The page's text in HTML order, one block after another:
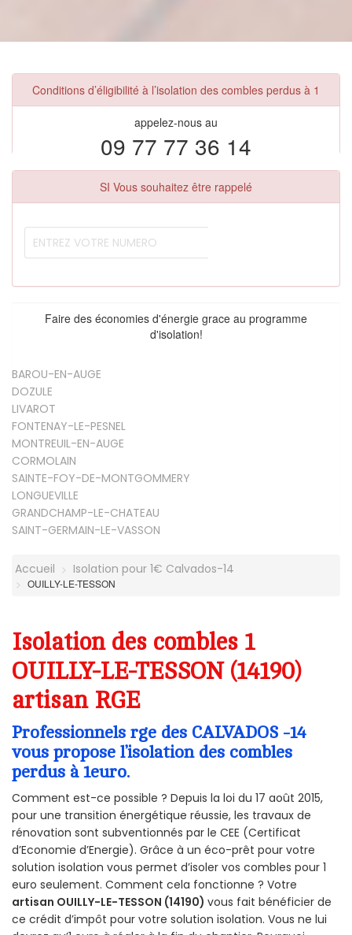
Conditions d’éligibilité à l’isolation des combles perdus à 1
appelez-nous au
09 77 77 36 14
SI Vous souhaitez être rappelé
Faire des économies d'énergie grace au programme
d'isolation!
BAROU-EN-AUGE
DOZULE
LIVAROT
FONTENAY-LE-PESNEL
MONTREUIL-EN-AUGE
CORMOLAIN
SAINTE-FOY-DE-MONTGOMMERY
LONGUEVILLE
GRANDCHAMP-LE-CHATEAU
SAINT-GERMAIN-LE-VASSON
Accueil Isolation pour 1€ Calvados-14
OUILLY-LE-TESSON
Isolation des combles 1
OUILLY-LE-TESSON (14190)
artisan RGE
Professionnels rge des CALVADOS -14
vous propose l’isolation des combles
perdus à 1euro.
Comment est-ce possible ? Depuis la loi du 17 août 2015,
pour une transition énergétique réussie, les travaux de
rénovation sont subventionnés par le CEE (Certificat
d’Economie d’Energie). Grâce à un éco-prêt pour votre
solution isolation vous permet d’isoler vos combles pour 1
euro seulement. Comment cela fonctionne ? Votre
artisan OUILLY-LE-TESSON (14190) vous fait bénéficier de
ce crédit d’impôt pour votre solution isolation. Vous ne lui